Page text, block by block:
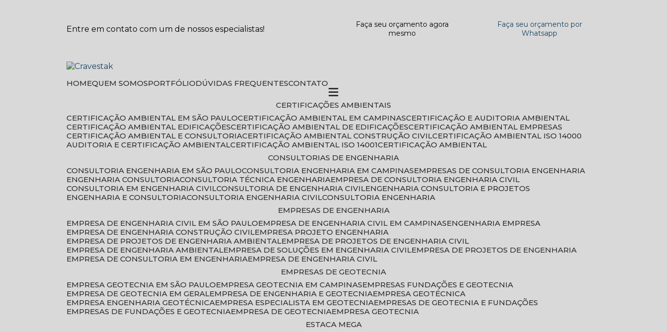
Entre em contato com um de nossos especialistas!
Faça seu orçamento agora
mesmo
Faça seu orçamento por
Whatsapp
HOME QUEM SOMOS PORTFÓLIO DÚVIDAS FREQUENTES CONTATO
CERTIFICAÇÕES AMBIENTAIS
CERTIFICAÇÃO AMBIENTAL EM SÃO PAULO
CERTIFICAÇÃO AMBIENTAL EM CAMPINAS
CERTIFICAÇÃO E AUDITORIA AMBIENTAL
CERTIFICAÇÃO AMBIENTAL EDIFICAÇÕES
CERTIFICAÇÃO AMBIENTAL DE EDIFICAÇÕES
CERTIFICAÇÃO AMBIENTAL EMPRESAS
CERTIFICAÇÃO AMBIENTAL E CONSULTORIA
CERTIFICAÇÃO AMBIENTAL CONSTRUÇÃO CIVIL
CERTIFICAÇÃO AMBIENTAL ISO 14000
AUDITORIA E CERTIFICAÇÃO AMBIENTAL
CERTIFICAÇÃO AMBIENTAL ISO 14001
CERTIFICAÇÃO AMBIENTAL
CONSULTORIAS DE ENGENHARIA
CONSULTORIA ENGENHARIA EM SÃO PAULO CONSULTORIA ENGENHARIA EM CAMPINAS
EMPRESAS DE CONSULTORIA ENGENHARIA
ENGENHARIA CONSULTORIA CONSULTORIA TÉCNICA ENGENHARIA EMPRESA DE CONSULTORIA ENGENHARIA CIVIL
CONSULTORIA EM ENGENHARIA CIVIL CONSULTORIA DE ENGENHARIA CIVIL ENGENHARIA CONSULTORIA E PROJETOS
ENGENHARIA E CONSULTORIA CONSULTORIA ENGENHARIA CIVIL CONSULTORIA ENGENHARIA
EMPRESAS DE ENGENHARIA
EMPRESA DE ENGENHARIA CIVIL EM SÃO PAULO
EMPRESA DE ENGENHARIA CIVIL EM CAMPINAS
ENGENHARIA EMPRESA
EMPRESA DE ENGENHARIA CONSTRUÇÃO CIVIL EMPRESA PROJETO ENGENHARIA
EMPRESA DE PROJETOS DE ENGENHARIA AMBIENTAL EMPRESA DE PROJETOS DE ENGENHARIA CIVIL
EMPRESA DE ENGENHARIA AMBIENTAL EMPRESA DE SOLUÇÕES EM ENGENHARIA CIVIL EMPRESA DE PROJETOS DE ENGENHARIA
EMPRESA DE CONSULTORIA EM ENGENHARIA EMPRESA DE ENGENHARIA CIVIL
EMPRESAS DE GEOTECNIA
EMPRESA GEOTECNIA EM SÃO PAULO
EMPRESA GEOTECNIA EM CAMPINAS
EMPRESAS FUNDAÇÕES E GEOTECNIA
EMPRESA DE GEOTECNIA EM GERAL EMPRESA DE ENGENHARIA E GEOTECNIA EMPRESA GEOTÉCNICA
EMPRESA ENGENHARIA GEOTÉCNICA EMPRESA ESPECIALISTA EM GEOTECNIA EMPRESAS DE GEOTECNIA E FUNDAÇÕES
EMPRESAS DE FUNDAÇÕES E GEOTECNIA EMPRESA DE GEOTECNIA EMPRESA GEOTECNIA
ESTACA MEGA